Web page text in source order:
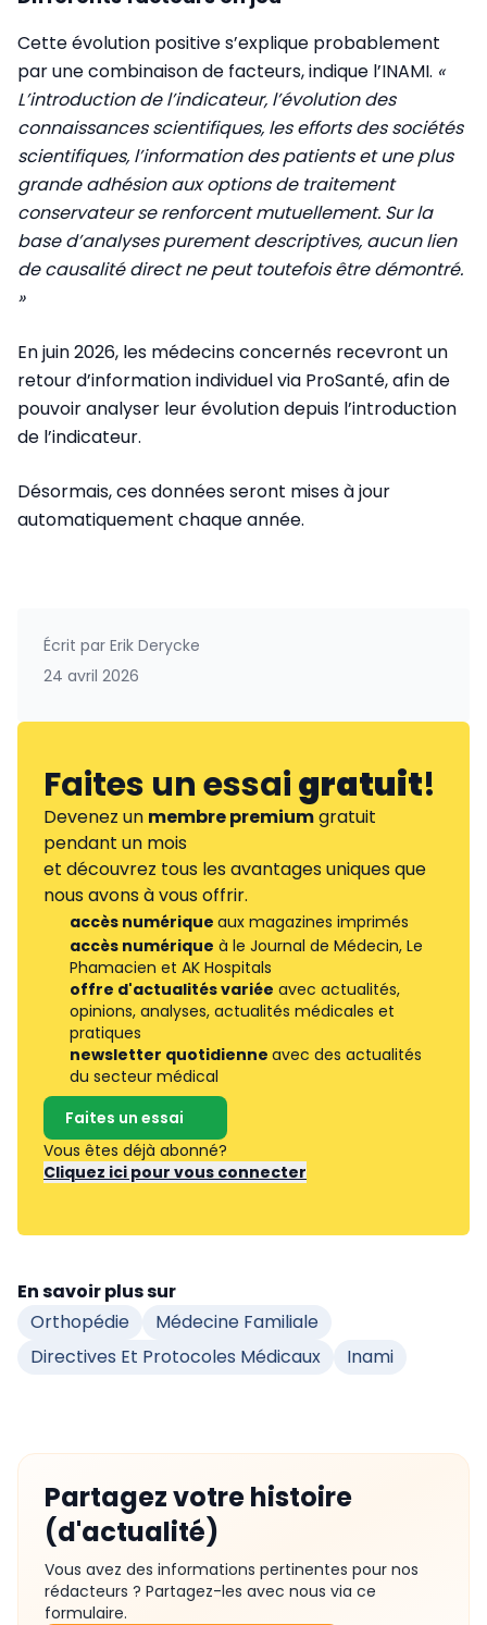
Cette évolution positive s’explique probablement
par une combinaison de facteurs, indique l’INAMI. «
L’introduction de l’indicateur, l’évolution des
connaissances scientifiques, les efforts des sociétés
scientifiques, l’information des patients et une plus
grande adhésion aux options de traitement
conservateur se renforcent mutuellement. Sur la
base d’analyses purement descriptives, aucun lien
de causalité direct ne peut toutefois être démontré.
»
En juin 2026, les médecins concernés recevront un
retour d’information individuel via ProSanté, afin de
pouvoir analyser leur évolution depuis l’introduction
de l’indicateur.
Désormais, ces données seront mises à jour
automatiquement chaque année.
Écrit par Erik Derycke
24 avril 2026
Faites un essaigratuit!
Devenez un membre premiumgratuit
pendant un mois
et découvrez tous les avantages uniques que
nous avons à vous offrir.
accès numérique aux magazines imprimés
accès numérique à le Journal de Médecin, Le
Phamacien et AK Hospitals
offre d'actualités variée avec actualités,
opinions, analyses, actualités médicales et
pratiques
newsletter quotidienne avec des actualités
du secteur médical
Faites un essai
Vous êtes déjà abonné?
Cliquez ici pour vous connecter
En savoir plus sur
Orthopédie
Médecine Familiale
Directives Et Protocoles Médicaux
Inami
Partagez votre histoire
(d'actualité)
Vous avez des informations pertinentes pour nos
rédacteurs ? Partagez-les avec nous via ce
formulaire.